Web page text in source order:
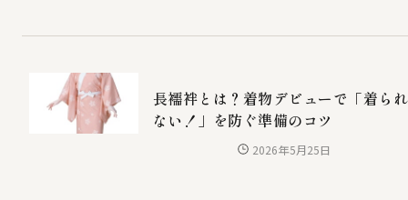
長襦袢とは？着物デビューで「着られ
ない！」を防ぐ準備のコツ
2026年5月25日